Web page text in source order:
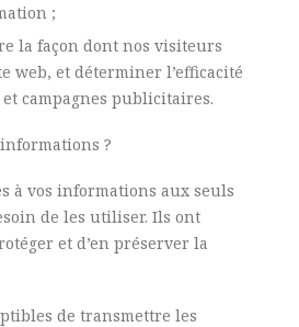
;
la façon dont nos visiteurs
web, et déterminer l’efficacité
campagnes publicitaires.
?
à vos informations aux seuls
de les utiliser. Ils ont
et d’en préserver la
de transmettre les